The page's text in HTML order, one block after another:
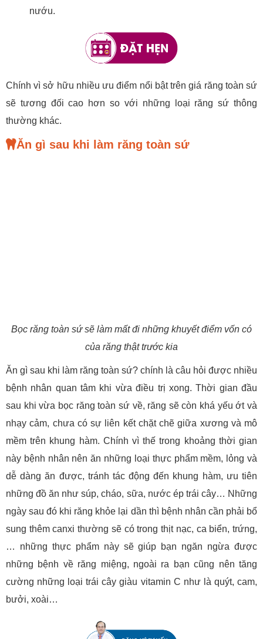
nướu.
Chính vì sở hữu nhiều ưu điểm nổi bật trên giá răng toàn sứ
sẽ tương đối cao hơn so với những loại răng sứ thông
thường khác.
Ăn gì sau khi làm răng toàn sứ
Bọc răng toàn sứ sẽ làm mất đi những khuyết điểm vốn có
của răng thật trước kia
Ăn gì sau khi làm răng toàn sứ? chính là câu hỏi được nhiều
bệnh nhân quan tâm khi vừa điều trị xong. Thời gian đầu
sau khi vừa bọc răng toàn sứ về, răng sẽ còn khá yếu ớt và
nhạy cảm, chưa có sự liên kết chặt chẽ giữa xương và mô
mềm trên khung hàm. Chính vì thế trong khoảng thời gian
này bệnh nhân nên ăn những loại thực phẩm mềm, lỏng và
dễ dàng ăn được, tránh tác động đến khung hàm, ưu tiên
những đồ ăn như súp, cháo, sữa, nước ép trái cây… Những
ngày sau đó khi răng khỏe lại dần thì bệnh nhân cần phải bổ
sung thêm canxi thường sẽ có trong thịt nạc, ca biển, trứng,
… những thực phẩm này sẽ giúp bạn ngăn ngừa được
những bệnh về răng miệng, ngoài ra bạn cũng nên tăng
cường những loại trái cây giàu vitamin C như là quýt, cam,
bưởi, xoài…